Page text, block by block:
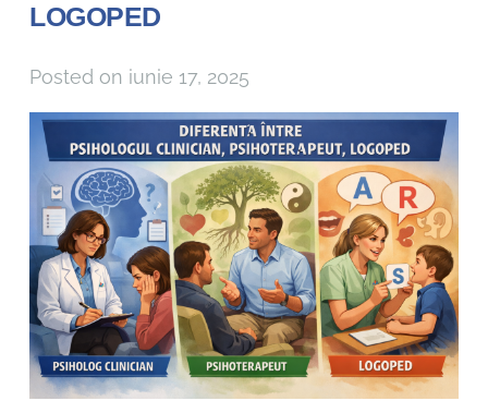
LOGOPED
Posted on iunie 17, 2025